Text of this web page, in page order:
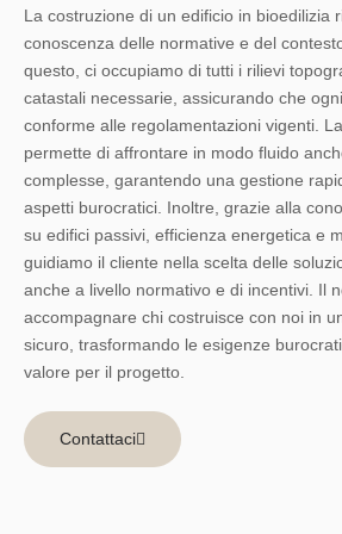
La costruzione di un edificio in bioedilizia
conoscenza delle normative e del
questo, ci occupiamo di tutti i rilievi
catastali necessarie, assicurando che
conforme alle regolamentazioni vigenti.
permette di affrontare in modo fluido
complesse, garantendo una gestione
aspetti burocratici. Inoltre, grazie alla
su edifici passivi, efficienza energetica e
guidiamo il cliente nella scelta delle
anche a livello normativo e di incentivi. Il
accompagnare chi costruisce con noi in
sicuro, trasformando le esigenze
valore per il progetto.
Contattaci